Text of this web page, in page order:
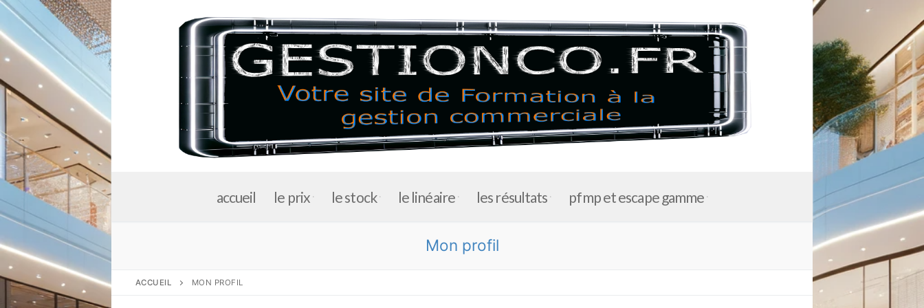
au
contenu
accueil le prix le stock le linéaire les résultats pfmp et escape gamme
Mon profil
ACCUEIL MON PROFIL